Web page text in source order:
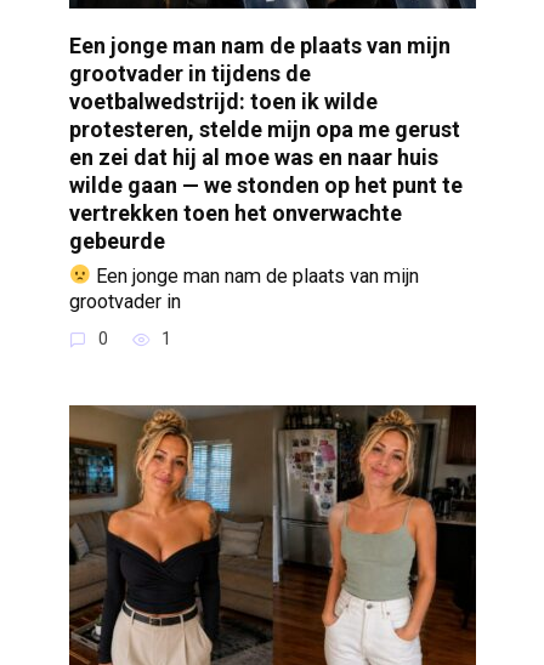
Een jonge man nam de plaats van mijn
grootvader in tijdens de
voetbalwedstrijd: toen ik wilde
protesteren, stelde mijn opa me gerust
en zei dat hij al moe was en naar huis
wilde gaan — we stonden op het punt te
vertrekken toen het onverwachte
gebeurde
Een jonge man nam de plaats van mijn
grootvader in
0 1